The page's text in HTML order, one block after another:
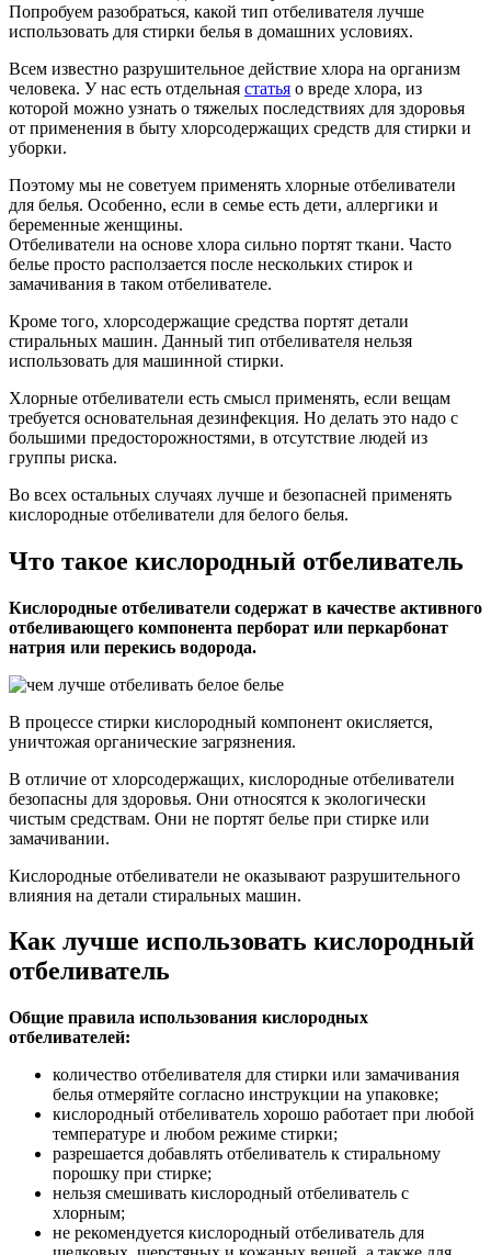
Попробуем разобраться, какой тип отбеливателя лучше
использовать для стирки белья в домашних условиях.
Всем известно разрушительное действие хлора на организм
человека. У нас есть отдельная статья о вреде хлора, из
которой можно узнать о тяжелых последствиях для здоровья
от применения в быту хлорсодержащих средств для стирки и
уборки.
Поэтому мы не советуем применять хлорные отбеливатели
для белья. Особенно, если в семье есть дети, аллергики и
беременные женщины.
Отбеливатели на основе хлора сильно портят ткани. Часто
белье просто расползается после нескольких стирок и
замачивания в таком отбеливателе.
Кроме того, хлорсодержащие средства портят детали
стиральных машин. Данный тип отбеливателя нельзя
использовать для машинной стирки.
Хлорные отбеливатели есть смысл применять, если вещам
требуется основательная дезинфекция. Но делать это надо с
большими предосторожностями, в отсутствие людей из
группы риска.
Во всех остальных случаях лучше и безопасней применять
кислородные отбеливатели для белого белья.
Что такое кислородный отбеливатель
Кислородные отбеливатели содержат в качестве активного
отбеливающего компонента перборат или перкарбонат
натрия или перекись водорода.
В процессе стирки кислородный компонент окисляется,
уничтожая органические загрязнения.
В отличие от хлорсодержащих, кислородные отбеливатели
безопасны для здоровья. Они относятся к экологически
чистым средствам. Они не портят белье при стирке или
замачивании.
Кислородные отбеливатели не оказывают разрушительного
влияния на детали стиральных машин.
Как лучше использовать кислородный
отбеливатель
Общие правила использования кислородных
отбеливателей:
количество отбеливателя для стирки или замачивания
белья отмеряйте согласно инструкции на упаковке;
кислородный отбеливатель хорошо работает при любой
температуре и любом режиме стирки;
разрешается добавлять отбеливатель к стиральному
порошку при стирке;
нельзя смешивать кислородный отбеливатель с
хлорным;
не рекомендуется кислородный отбеливатель для